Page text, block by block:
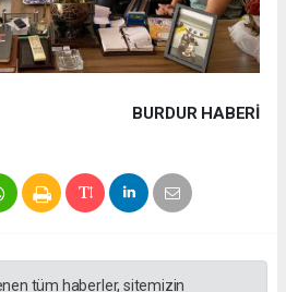
BURDUR HABERİ
tüm haberler, sitemizin